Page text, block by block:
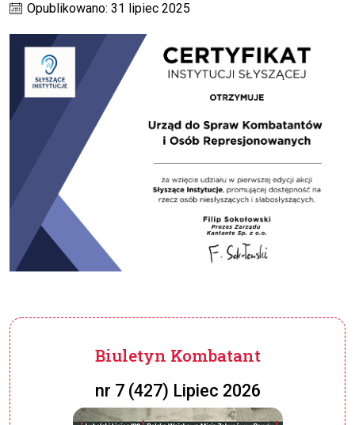
Opublikowano: 31 lipiec 2025
Biuletyn Kombatant
nr 7 (427) Lipiec 2026